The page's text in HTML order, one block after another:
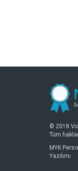
© 2018
Tüm
MYK
Yazılımı